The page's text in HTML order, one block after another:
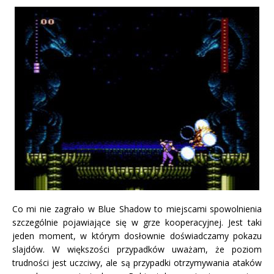
Co mi nie zagrało w Blue Shadow to miejscami spowolnienia
szczególnie pojawiające się w grze kooperacyjnej. Jest taki
jeden moment, w którym dosłownie doświadczamy pokazu
slajdów. W większości przypadków uważam, że poziom
trudności jest uczciwy, ale są przypadki otrzymywania ataków